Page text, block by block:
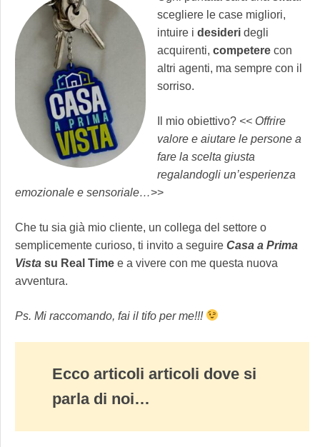
scegliere le case migliori,
intuire i desideri degli
acquirenti, competere con
altri agenti, ma sempre con il
sorriso.
Il mio obiettivo? << Offrire
valore e aiutare le persone a
fare la scelta giusta
regalandogli un’esperienza
emozionale e sensoriale…>>
Che tu sia già mio cliente, un collega del settore o
semplicemente curioso, ti invito a seguire Casa a Prima
Vista su Real Time e a vivere con me questa nuova
avventura.
Ps. Mi raccomando, fai il tifo per me!!!
Ecco articoli articoli dove si
parla di noi…